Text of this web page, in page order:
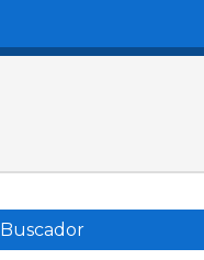
Buscador